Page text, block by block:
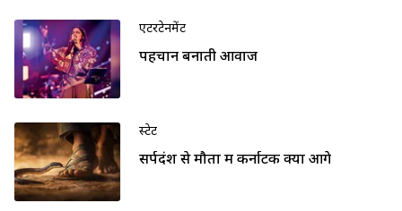
एंटरटेनमेंट
पहचान बनाती आवाज
स्टेट
सर्पदंश से मौतों में कर्नाटक क्यों आगे